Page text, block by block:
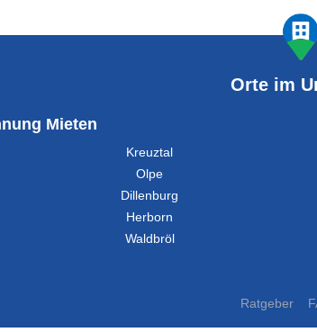
Orte im
Mieten
Kreuztal
Olpe
Dillenburg
Herborn
Waldbröl
Ratgeber